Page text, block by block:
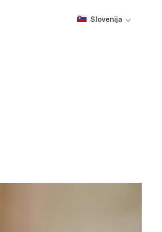
Slovenija